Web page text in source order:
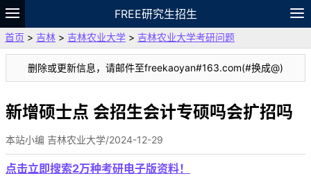
FREE研究生招生
题库
故事 专题 APP 笔记
论坛
VIP
资料
首页 > 吉林 > 吉林农业大学 > 吉林农业大学考研问题
删除或更新信息，请邮件至freekaoyan#163.com(#换成@)
新增硕士点 会招生会计专硕吗会扩招吗
本站小编 吉林农业大学/2024-12-29
点击立即搜索2万种考研电子版资料！